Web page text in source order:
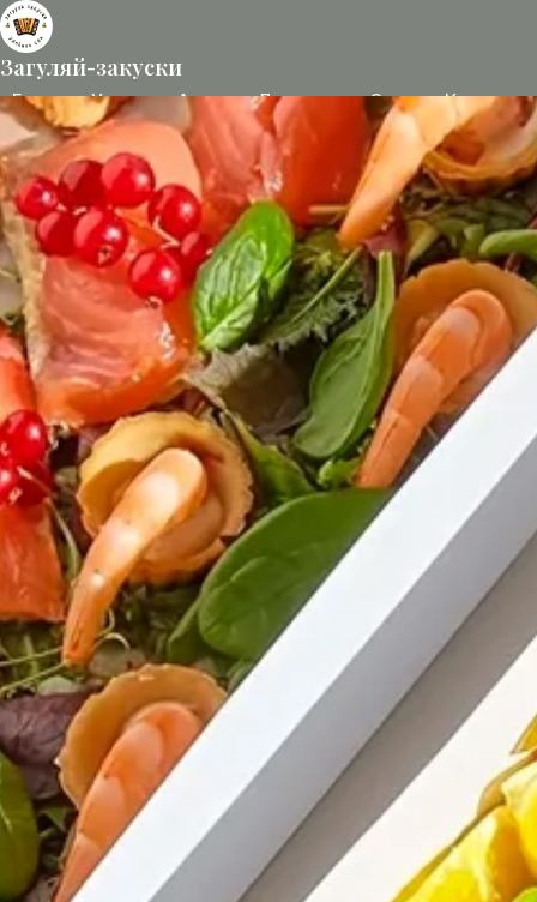
Загуляй-закуски
Боксы Услуги Акции Доставка О нас Контакты
Заказать